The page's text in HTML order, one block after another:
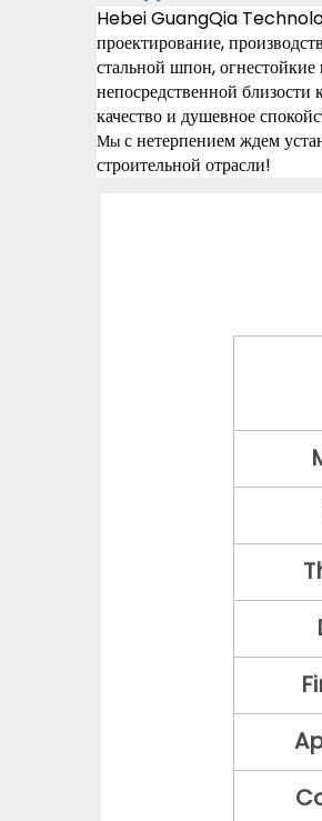
Hebei GuangQia
проектирование,
стальной шпон,
непосредственной
качество и душевное
Мы с нетерпением ждем
строительной отрасли!